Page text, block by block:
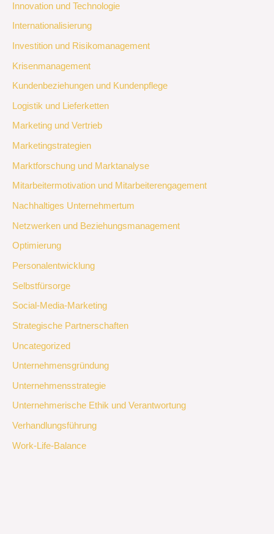
Innovation und Technologie
Internationalisierung
Investition und Risikomanagement
Krisenmanagement
Kundenbeziehungen und Kundenpflege
Logistik und Lieferketten
Marketing und Vertrieb
Marketingstrategien
Marktforschung und Marktanalyse
Mitarbeitermotivation und Mitarbeiterengagement
Nachhaltiges Unternehmertum
Netzwerken und Beziehungsmanagement
Optimierung
Personalentwicklung
Selbstfürsorge
Social-Media-Marketing
Strategische Partnerschaften
Uncategorized
Unternehmensgründung
Unternehmensstrategie
Unternehmerische Ethik und Verantwortung
Verhandlungsführung
Work-Life-Balance